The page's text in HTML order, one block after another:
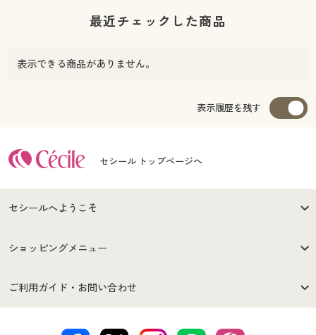
最近チェックした商品
表示できる商品がありません。
表示履歴を残す
セシール トップページへ
セシールへようこそ
はじめての方へ
セシールご利用規約
ショッピングメニュー
商品カテゴリ
ご利用ガイド・お問い合わせ